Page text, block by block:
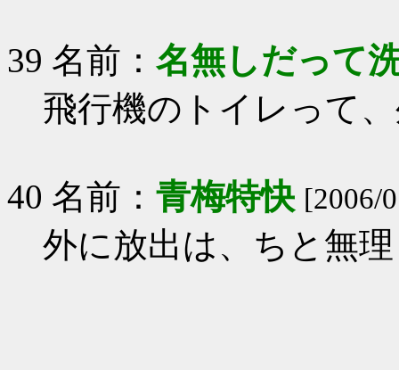
39 名前： 名無しだって
飛行機のトイレって
40 名前： 青梅特快 [2006/
外に放出は、ちと無